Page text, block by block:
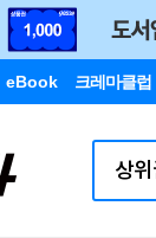
eBook 크레마클럽